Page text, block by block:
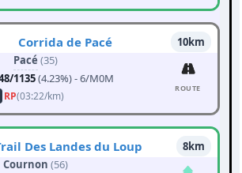
Corrida de Pacé
10km
Pacé (35)
1135(4.23%) - 6/M0M
RP(03:22/km)
ROUTE
Des Landes du Loup
8km
Cournon (56)